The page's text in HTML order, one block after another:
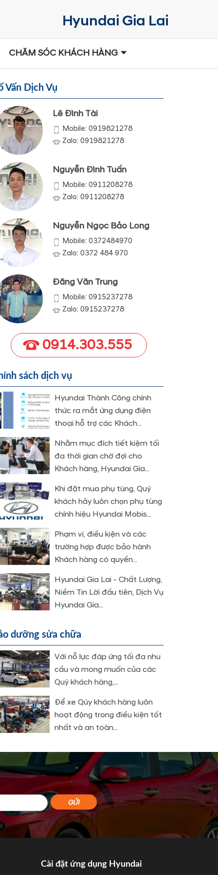
CHĂM SÓC KHÁCH HÀNG
Vấn Dịch Vụ
Lê Đình Tài
Mobile: 0919821278
Zalo: 0919821278
Nguyễn Đình Tuấn
Mobile: 0911208278
Zalo: 0911208278
Nguyễn Ngọc Bảo Long
Mobile: 0372484970
Zalo: 0372 484 970
Đăng Văn Trung
Mobile: 0915237278
Zalo: 0915237278
0914.303.555
sách dịch vụ
Hyundai Thành Công chính
thức ra mắt ứng dụng điện
thoại hỗ trợ các Khách...
Nhằm mục đích tiết kiệm tối
đa thời gian chờ đợi cho
Khách hàng, Hyundai Gia...
Khi đặt mua phụ tùng, Quý
khách hãy luôn chọn phụ tùng
chính hiệu Hyundai Mobis...
Phạm vi, điều kiện và các
trường hợp được bảo hành
Khách hàng có quyền...
Hyundai Gia Lai - Chất Lượng,
Niềm Tin Lời đầu tiên, Dịch Vụ
Hyundai Gia...
dưỡng sửa chữa
Với nỗ lực đáp ứng tối đa nhu
cầu và mong muốn của các
Quý khách hàng,...
Để xe Qúy khách hàng luôn
hoạt động trong điều kiện tốt
nhất và an toàn...
Cài đặt ứng dụng Hyundai